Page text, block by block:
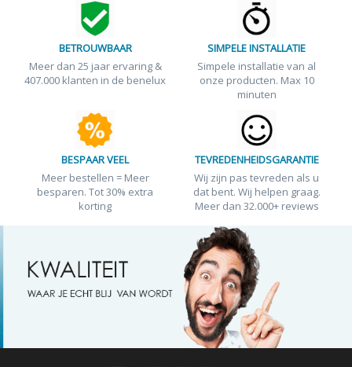
BETROUWBAAR
Meer dan 25 jaar ervaring &
407.000 klanten in de benelux
SIMPELE INSTALLATIE
Simpele installatie van al
onze producten. Max 10
minuten
BESPAAR VEEL
Meer bestellen = Meer
besparen. Tot 30% extra
korting
TEVREDENHEIDSGARANTIE
Wij zijn pas tevreden als u
dat bent. Wij helpen graag.
Meer dan 32.000+ reviews